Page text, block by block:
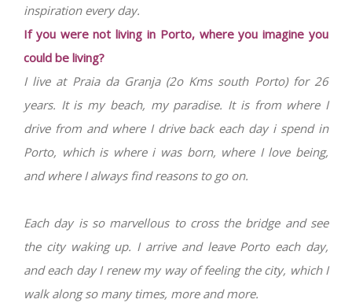
inspiration every day.
If you were not living in Porto, where you imagine you
could be living?
I live at Praia da Granja (2o Kms south Porto) for 26
years. It is my beach, my paradise. It is from where I
drive from and where I drive back each day i spend in
Porto, which is where i was born, where I love being,
and where I always find reasons to go on.
Each day is so marvellous to cross the bridge and see
the city waking up. I arrive and leave Porto each day,
and each day I renew my way of feeling the city, which I
walk along so many times, more and more.